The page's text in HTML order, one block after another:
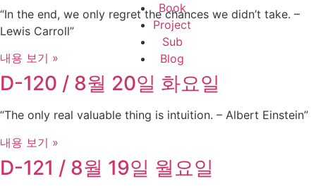
Book
Project
Sub
Blog
“In the end, we only regret the chances we didn’t take. –
Lewis Carroll”
내용 보기 »
D-120 / 8월 20일 화요일
“The only real valuable thing is intuition. – Albert Einstein”
내용 보기 »
D-121 / 8월 19일 월요일